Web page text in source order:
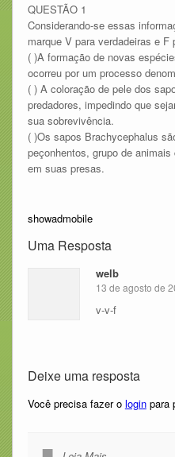
QUESTÃO 1
Considerando-se essas
marque V para verdadeiras e F
( )A formação de novas espécies dos sapos Brachycephalus
ocorreu por um processo
( ) A coloração de pele dos sapos é uma alerta aos seus
predadores, impedindo que sejam
sua sobrevivência.
( )Os sapos Brachycephalus são classificados como anfíbios
peçonhentos, grupo de
em suas presas.
showadmobile
Uma Resposta
welb
13 de agosto de
v-v-f
Deixe uma resposta
Você precisa fazer o loginpara